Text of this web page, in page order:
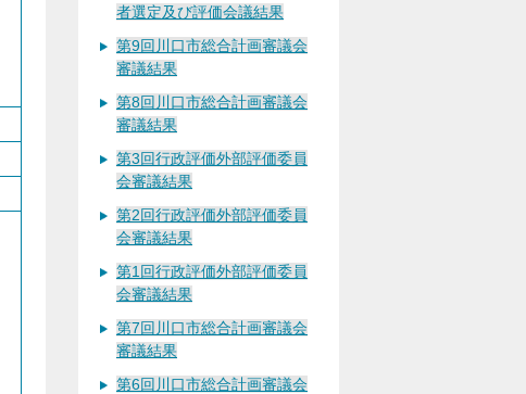
者選定及び評価会議結果
第9回川口市総合計画審議会
審議結果
第8回川口市総合計画審議会
審議結果
第3回行政評価外部評価委員
会審議結果
第2回行政評価外部評価委員
会審議結果
第1回行政評価外部評価委員
会審議結果
第7回川口市総合計画審議会
審議結果
第6回川口市総合計画審議会